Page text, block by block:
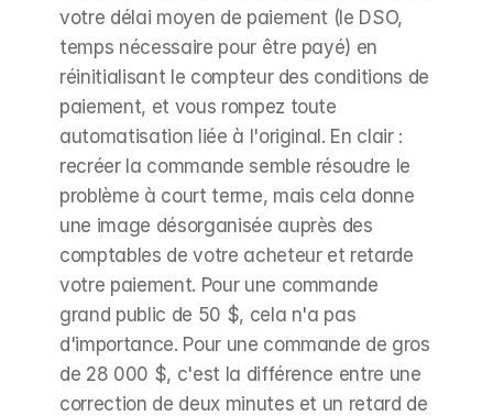
votre délai moyen de paiement (le DSO,
temps nécessaire pour être payé) en
réinitialisant le compteur des conditions de
paiement, et vous rompez toute
automatisation liée à l'original. En clair :
recréer la commande semble résoudre le
problème à court terme, mais cela donne
une image désorganisée auprès des
comptables de votre acheteur et retarde
votre paiement. Pour une commande
grand public de 50 $, cela n'a pas
d'importance. Pour une commande de gros
de 28 000 $, c'est la différence entre une
correction de deux minutes et un retard de